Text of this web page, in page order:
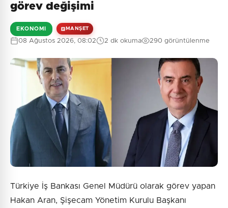
görev değişimi
EKONOMI MANŞET
08 Ağustos 2026, 08:02 2 dk okuma 290 görüntülenme
Türkiye İş Bankası Genel Müdürü olarak görev yapan
Hakan Aran, Şişecam Yönetim Kurulu Başkanı